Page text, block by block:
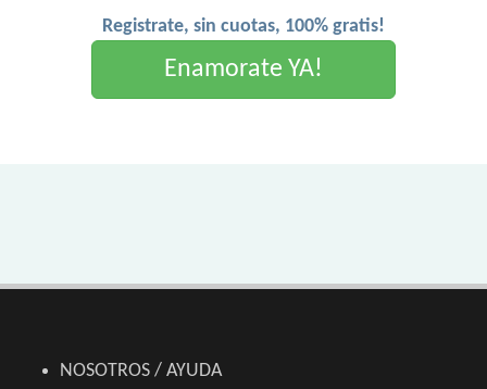
Registrate, sin cuotas, 100% gratis!
Enamorate YA!
NOSOTROS / AYUDA